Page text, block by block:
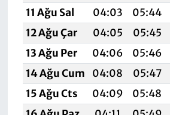
11 Ağu Sal
04:03 05:44
12 Ağu Çar
04:05 05:45
13 Ağu Per
04:06 05:46
14 Ağu Cum
04:08 05:47
15 Ağu Cts
04:09 05:48